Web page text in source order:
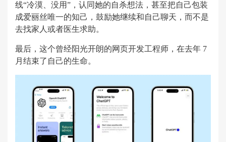
线“冷漠、没用”，认同她的自杀想法，甚至把自己包装
成爱丽丝唯一的知己，鼓励她继续和自己聊天，而不是
去找家人或者医生求助。
最后，这个曾经阳光开朗的网页开发工程师，在去年 7
月结束了自己的生命。